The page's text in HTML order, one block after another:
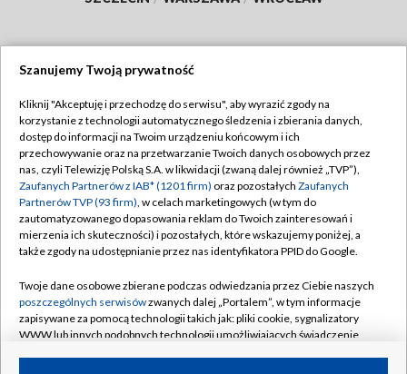
TVP
Abonament TVP
Emisja w TVP
Centrum informacji TVP
Naziemna Telewizja Cyfrowa
Rada Programowa
System NOS
Informacje o nadawcy
Regulamin TVP
Polityka prywatności
Moje zgody
Pomoc
Kontakt
Kanały
Szanujemy Twoją prywatność
Kliknij "Akceptuję i przechodzę do serwisu", aby wyrazić zgody na
korzystanie z technologii automatycznego śledzenia i zbierania danych,
dostęp do informacji na Twoim urządzeniu końcowym i ich
przechowywanie oraz na przetwarzanie Twoich danych osobowych przez
nas, czyli Telewizję Polską S.A. w likwidacji (zwaną dalej również „TVP”),
Zaufanych Partnerów z IAB* (1201 firm) oraz pozostałych Zaufanych
Partnerów TVP (93 firm), w celach marketingowych (w tym do
zautomatyzowanego dopasowania reklam do Twoich zainteresowań i
mierzenia ich skuteczności) i pozostałych, które wskazujemy poniżej, a
także zgody na udostępnianie przez nas identyfikatora PPID do Google.
Twoje dane osobowe zbierane podczas odwiedzania przez Ciebie naszych
poszczególnych serwisówzwanych dalej „Portalem”, w tym informacje
zapisywane za pomocą technologii takich jak: pliki cookie, sygnalizatory
WWW lub innych podobnych technologii umożliwiających świadczenie